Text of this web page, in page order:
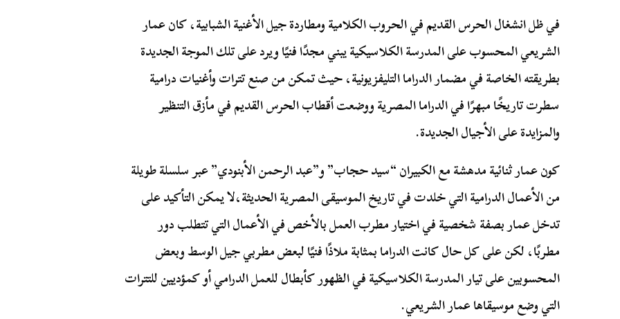
في ظل انشغال الحرس القديم في الحروب الكلامية ومطاردة جيل الأغنية الشبابية، كان عمار
الشريعي المحسوب على المدرسة الكلاسيكية يبني مجدًا فنيًا ويرد على تلك الموجة الجديدة
بطريقته الخاصة في مضمار الدراما التليفزيونية، حيث تمكن من صنع تترات وأغنيات درامية
سطرت تاريخًا مبهرًا في الدراما المصرية ووضعت أقطاب الحرس القديم في مأزق التنظير
والمزايدة على الأجيال الجديدة.
كون عمار ثنائية مدهشة مع الكبيران “سيد حجاب” و”عبد الرحمن الأبنودي” عبر سلسلة طويلة
من الأعمال الدرامية التي خلدت في تاريخ الموسيقى المصرية الحديثة،لا يمكن التأكيد على
تدخل عمار بصفة شخصية في اختيار مطرب العمل بالأخص في الأعمال التي تتطلب دور
مطربًا، لكن على كل حال كانت الدراما بمثابة ملاذًا فنيًا لبعض مطربي جيل الوسط وبعض
المحسوبين على تيار المدرسة الكلاسيكية في الظهور كأبطال للعمل الدرامي أو كمؤديين للتترات
التي وضع موسيقاها عمار الشريعي.